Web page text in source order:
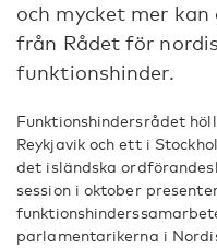
och mycket mer
från Rådet för
funktionshinder.
Funktionshindersrådet
Reykjavik och ett i
det isländska
session i oktober
parlamentarikerna i